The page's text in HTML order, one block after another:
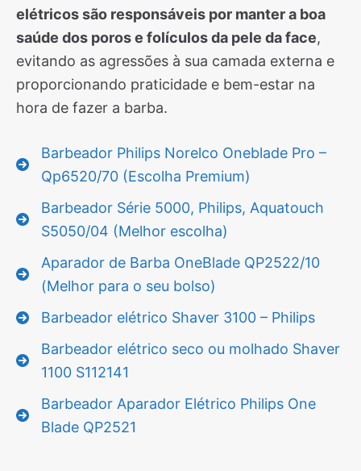
elétricos são responsáveis por manter a boa
saúde dos poros e folículos da pele da face,
evitando as agressões à sua camada externa e
proporcionando praticidade e bem-estar na
hora de fazer a barba.
Barbeador Philips Norelco Oneblade Pro –
Qp6520/70 (Escolha Premium)
Barbeador Série 5000, Philips, Aquatouch
S5050/04 (Melhor escolha)
Aparador de Barba OneBlade QP2522/10
(Melhor para o seu bolso)
Barbeador elétrico Shaver 3100 – Philips
Barbeador elétrico seco ou molhado Shaver
1100 S112141
Barbeador Aparador Elétrico Philips One
Blade QP2521